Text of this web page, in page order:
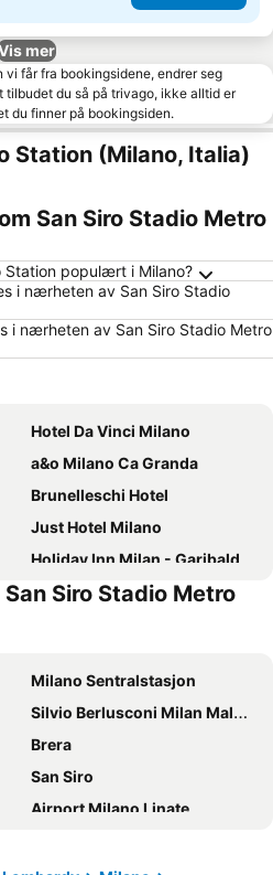
mer
vi får fra bookingsidene, endrer seg
du så på trivago, ikke alltid er
du finner på bookingsiden.
Station (Milano, Italia)
San Siro Stadio Metro
Station populært i Milano?
i nærheten av San Siro Stadio
i nærheten av San Siro Stadio Metro
Hotel Da Vinci Milano
a&o Milano Ca Granda
Brunelleschi Hotel
Just Hotel Milano
Holiday Inn Milan - Garibaldi Station by IHG
ibis Milano Centro
Milan Suite Hotel
Joy 124 Hotel Milano
21 House of Stories Navigli
iH Hotels Milano Lorenteggio
Uptown Palace
Siro Stadio Metro
Milano Sentralstasjon
Silvio Berlusconi Milan Malpensa Airport
Brera
San Siro
Airport Milano Linate